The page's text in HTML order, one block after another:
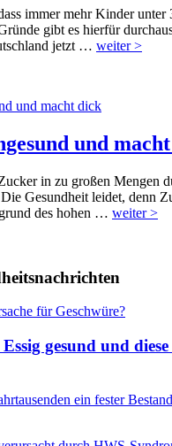
immer mehr Kinder unter
gibt es hierfür
jetzt … weiter >
und
in zu großen Mengen
Gesundheit leidet, denn
des hohen … weiter >
gesund und
ein fester